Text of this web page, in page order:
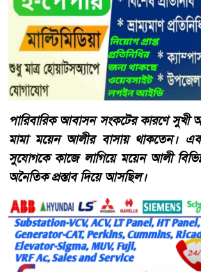
​পারিবারিক আবাসন সংকটের কারণে সুখী
মামা ময়েন আলীর বাসায় থাকতেন।
সুযোগকে কাজে লাগিয়ে ময়েন আলী
অনৈতিক প্রস্তাব দিয়ে আসছিল।